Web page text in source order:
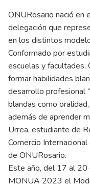
ONURosario nació en
delegación que
en los distintos
Conformado por
escuelas y facultades,
formar habilidades
desarrollo profesional
blandas como
además de aprender
Urrea, estudiante de
Comercio
de ONURosario.
Este año, del 17 al 20
MONUA 2023 el